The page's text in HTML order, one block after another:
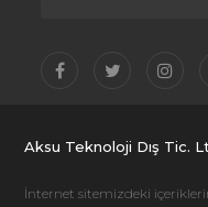
Aksu Teknoloji Dış Tic.
İnternet sitemizdeki